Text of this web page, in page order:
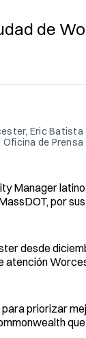
de
Eric
de
Manager
por sus
desde
atención
priorizar